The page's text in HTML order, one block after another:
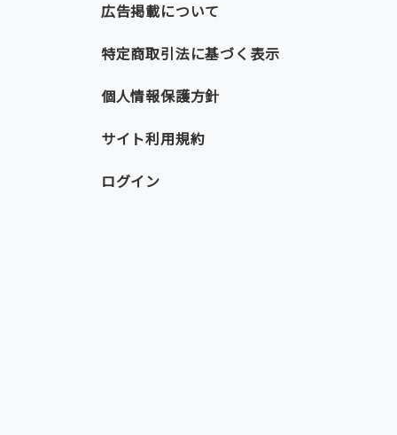
広告掲載について
特定商取引法に基づく表示
個人情報保護方針
サイト利用規約
ログイン